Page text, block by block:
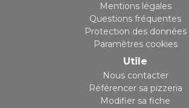
Mentions légales
Questions fréquentes
Protection des données
Paramètres cookies
Utile
Nous contacter
Référencer sa pizzeria
Modifier sa fiche